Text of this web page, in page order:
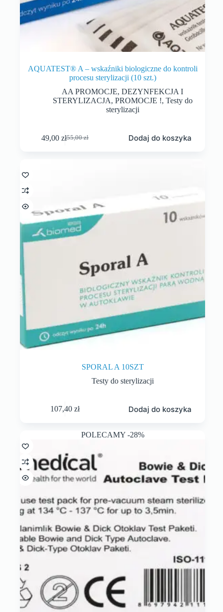
AQUATEST® A – wskaźniki biologiczne do kontroli
procesu sterylizacji (10 szt.)
AA PROMOCJE,DEZYNFEKCJA I
STERYLIZACJA, PROMOCJE !, Testy do
sterylizacji
55,00zł
49,00zł Dodaj do koszyka
SPORAL A 10SZT
Testy do sterylizacji
107,40zł Dodaj do koszyka
POLECAMY -28%